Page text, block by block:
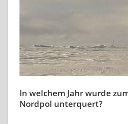
In welchem Jahr wurde
Nordpol unterquert?